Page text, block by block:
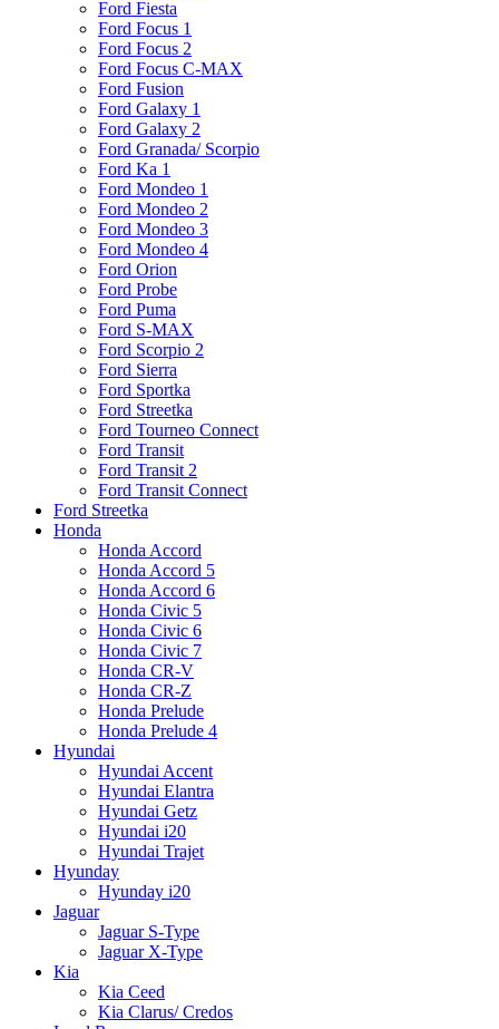
Ford Fiesta
Ford Focus 1
Ford Focus 2
Ford Focus C-MAX
Ford Fusion
Ford Galaxy 1
Ford Galaxy 2
Ford Granada/ Scorpio
Ford Ka 1
Ford Mondeo 1
Ford Mondeo 2
Ford Mondeo 3
Ford Mondeo 4
Ford Orion
Ford Probe
Ford Puma
Ford S-MAX
Ford Scorpio 2
Ford Sierra
Ford Sportka
Ford Streetka
Ford Tourneo Connect
Ford Transit
Ford Transit 2
Ford Transit Connect
Ford Streetka
Honda
Honda Accord
Honda Accord 5
Honda Accord 6
Honda Civic 5
Honda Civic 6
Honda Civic 7
Honda CR-V
Honda CR-Z
Honda Prelude
Honda Prelude 4
Hyundai
Hyundai Accent
Hyundai Elantra
Hyundai Getz
Hyundai i20
Hyundai Trajet
Hyunday
Hyunday i20
Jaguar
Jaguar S-Type
Jaguar X-Type
Kia
Kia Ceed
Kia Clarus/ Credos